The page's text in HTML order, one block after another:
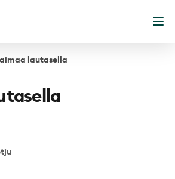
lautasella